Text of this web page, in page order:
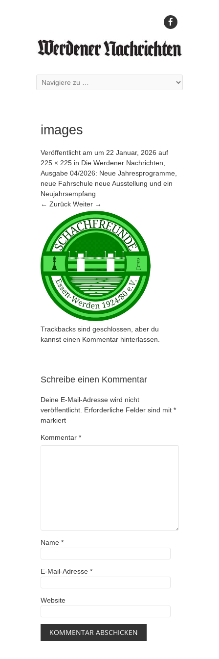
images
Veröffentlicht am um 22 Januar, 2026 auf
225 × 225 in Die Werdener Nachrichten,
Ausgabe 04/2026: Neue Jahresprogramme,
neue Fahrschule neue Ausstellung und ein
Neujahrsempfang
← Zurück Weiter →
Trackbacks sind geschlossen, aber du
kannst einen Kommentar hinterlassen
Schreibe einen Kommentar
Deine E-Mail-Adresse wird nicht
veröffentlicht. Erforderliche Felder sind mit *
markiert
Kommentar *
Name *
E-Mail-Adresse *
Website